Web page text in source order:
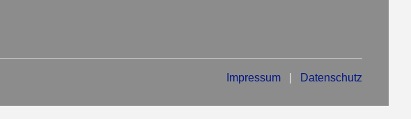
Impressum| Datenschutz